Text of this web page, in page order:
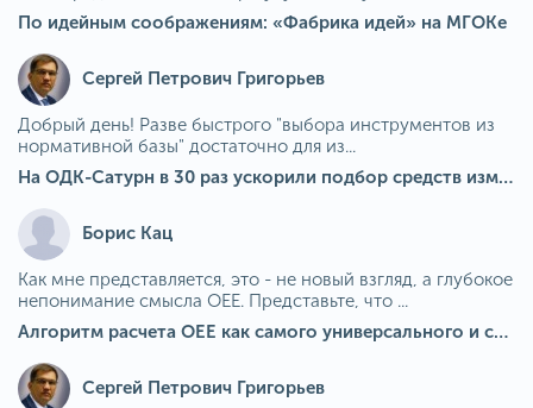
По идейным соображениям: «Фабрика идей» на МГОКе
Сергей Петрович Григорьев
Добрый день! Разве быстрого "выбора инструментов из
нормативной базы" достаточно для из...
На ОДК-Сатурн в 30 раз ускорили подбор средств измерения для контроля качества продукции
Борис Кац
Как мне представляется, это - не новый взгляд, а глубокое
непонимание смысла OEE. Представьте, что ...
Алгоритм расчета ОЕЕ как самого универсального и современного показателя эффективности оборудования в мире
Сергей Петрович Григорьев